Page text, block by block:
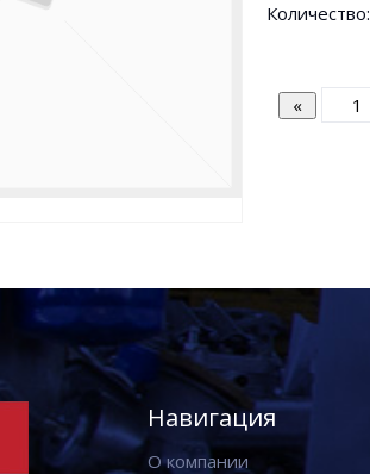
Количество:
Навигация
О компании